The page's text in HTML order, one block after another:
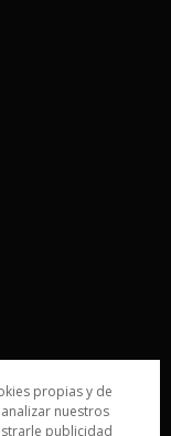
propias y de
nuestros
publicidad